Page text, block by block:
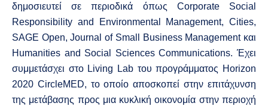
δημοσιευτεί σε περιοδικά όπως Corporate Social
Responsibility and Environmental Management, Cities,
SAGE Open, Journal of Small Business Management και
Humanities and Social Sciences Communications. Έχει
συμμετάσχει στο Living Lab του προγράμματος Horizon
2020 CircleMED, το οποίο αποσκοπεί στην επιτάχυνση
της μετάβασης προς μια κυκλική οικονομία στην περιοχή